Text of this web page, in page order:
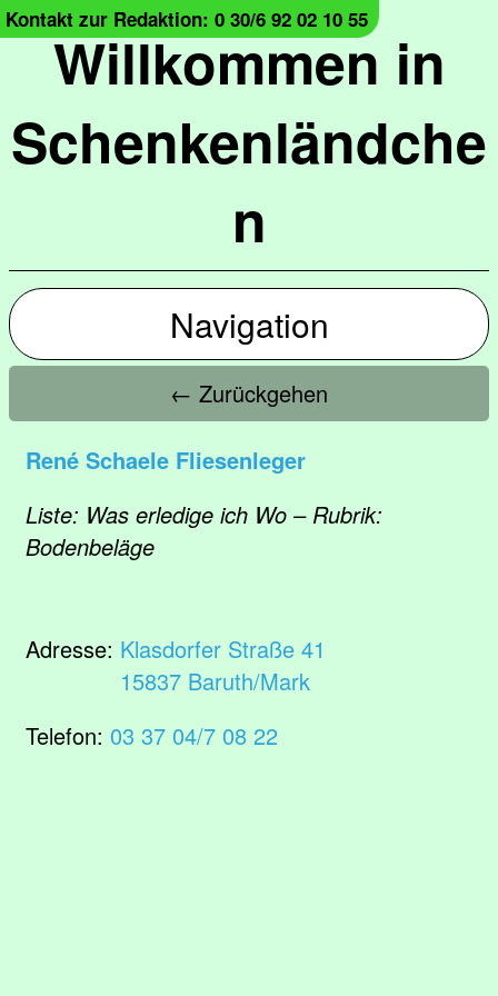
Willkommen in
Schenkenländche
n
Kontakt zur Redaktion: 0 30/6 92 02 10 55
Navigation
← Zurückgehen
René Schaele Fliesenleger
Liste: Was erledige ich Wo – Rubrik:
Bodenbeläge
Adresse: Klasdorfer Straße 41
15837 Baruth/Mark
Telefon: 03 37 04/7 08 22